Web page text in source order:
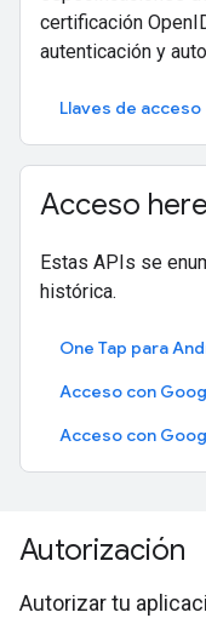
certificación
autenticación y
Llaves de acceso
Acceso
Estas APIs se
histórica.
One Tap para
Acceso con
Acceso con
Autorización
Autorizar tu